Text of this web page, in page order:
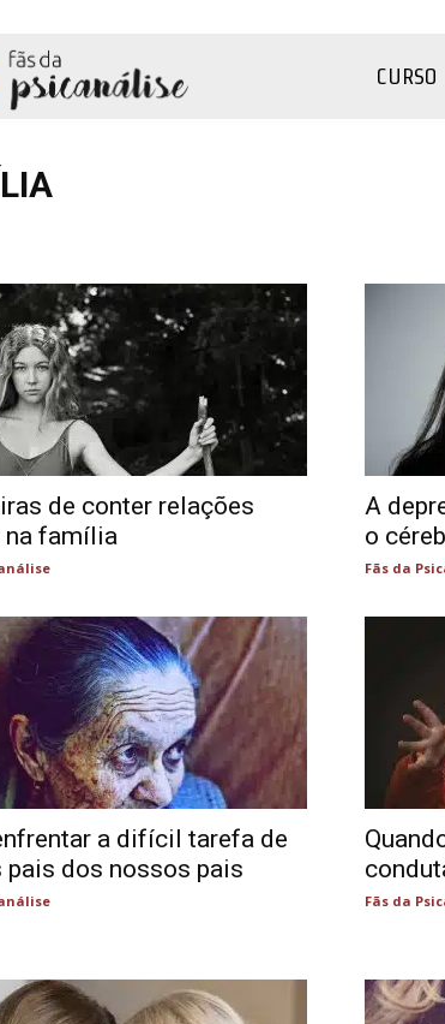
CURSO
de conter relações
família
A
o
Fãs da
a difícil tarefa de
pais dos nossos pais
Fãs da